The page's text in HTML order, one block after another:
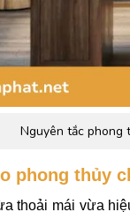
Nguyên tắc phong
phong thủy
thoải mái vừa